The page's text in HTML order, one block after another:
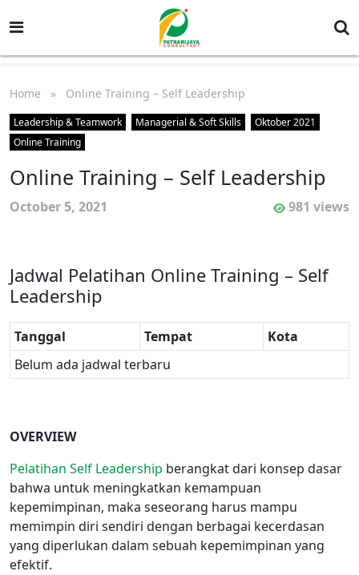
Home » Online Training – Self Leadership
Leadership & Teamwork Managerial & Soft Skills
Oktober 2021
Online Training
Online Training – Self Leadership
October 5, 2021 981 views
Jadwal Pelatihan Online Training – Self
Leadership
Tanggal Tempat
Kota
Belum ada jadwal terbaru
OVERVIEW
Pelatihan Self Leadership berangkat dari konsep dasar
bahwa untuk meningkatkan kemampuan
kepemimpinan, maka seseorang harus mampu
memimpin diri sendiri dengan berbagai kecerdasan
yang diperlukan dalam sebuah kepemimpinan yang
efektif.